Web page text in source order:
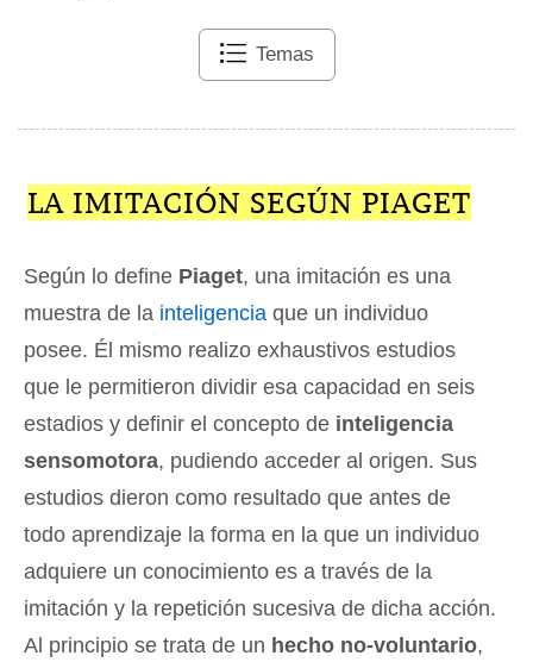
Temas
LA IMITACIÓN SEGÚN PIAGET
Según lo define Piaget, una imitación es una
muestra de la inteligencia que un individuo
posee. Él mismo realizo exhaustivos estudios
que le permitieron dividir esa capacidad en seis
estadios y definir el concepto de inteligencia
sensomotora, pudiendo acceder al origen. Sus
estudios dieron como resultado que antes de
todo aprendizaje la forma en la que un individuo
adquiere un conocimiento es a través de la
imitación y la repetición sucesiva de dicha acción.
Al principio se trata de un hecho no-voluntario,